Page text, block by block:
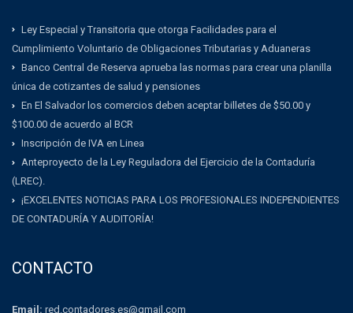
Ley Especial y Transitoria que otorga Facilidades para el
Cumplimiento Voluntario de Obligaciones Tributarias y Aduaneras
Banco Central de Reserva aprueba las normas para crear una planilla
única de cotizantes de salud y pensiones
En El Salvador los comercios deben aceptar billetes de $50.00 y
$100.00 de acuerdo al BCR
Inscripción de IVA en Linea
Anteproyecto de la Ley Reguladora del Ejercicio de la Contaduría
(LREC).
¡EXCELENTES NOTICIAS PARA LOS PROFESIONALES INDEPENDIENTES
DE CONTADURÍA Y AUDITORÍA!
CONTACTO
Email: red.contadores.es@gmail.com